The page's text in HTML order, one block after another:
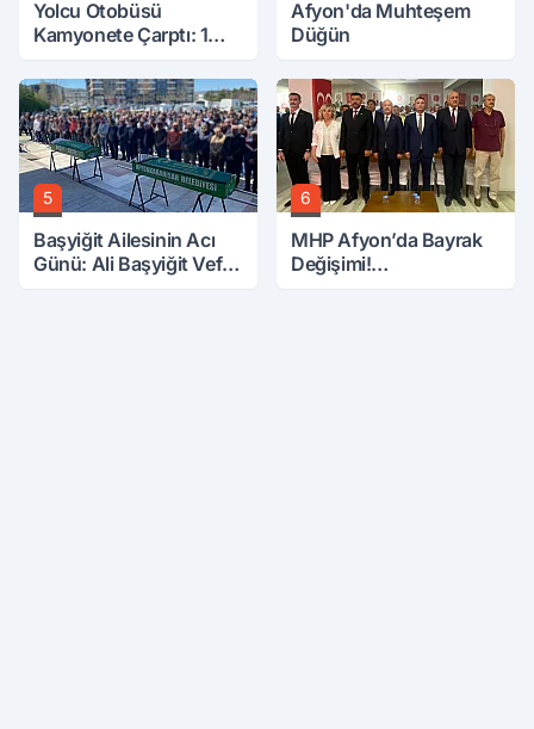
Yolcu Otobüsü
Kamyonete Çarptı: 1
Afyon'da Muhteşem
Düğün
5
Başyiğit Ailesinin Acı
Günü: Ali Başyiğit Vefat
6
MHP Afyon’da Bayrak
Değişimi!